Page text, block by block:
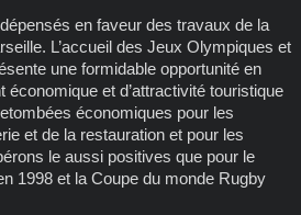
en faveur des travaux de la
L’accueil des Jeux Olympiques et
une formidable opportunité en
et d’attractivité touristique
économiques pour les
et de la restauration et pour les
le aussi positives que pour le
1998 et la Coupe du monde Rugby